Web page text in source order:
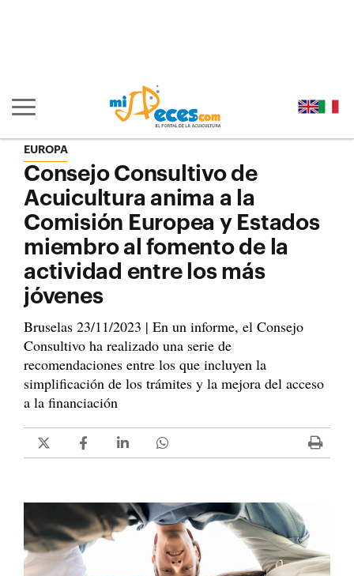
Mostrar/ocultar navegación principal
EUROPA
Consejo Consultivo de
Acuicultura anima a la
Comisión Europea y Estados
miembro al fomento de la
actividad entre los más
jóvenes
Bruselas 23/11/2023 | En un informe, el Consejo
Consultivo ha realizado una serie de
recomendaciones entre los que incluyen la
simplificación de los trámites y la mejora del acceso
a la financiación